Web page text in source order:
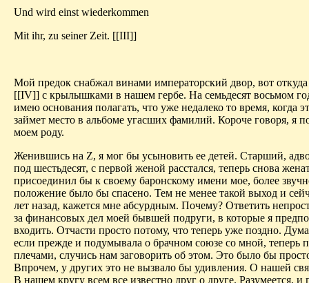
Und wird einst wiederkommen
Mit ihr, zu seiner Zeit. [[III]]
Мой предок снабжал винами императорский двор, вот
[[IV]] c крылышками в нашем гербе. На семьдесят восьмом
имею основания полагать, что уже недалеко то время, когда
займет место в альбоме угасших фамилий. Короче говоря, я
моем роду.
Женившись на Z, я мог бы усыновить ее детей. Старший,
под шестьдесят, с первой женой расстался, теперь снова
присоединил бы к своему баронскому имени мое, более
положение было бы спасено. Тем не менее такой выход и
лет назад, кажется мне абсурдным. Почему? Ответить
за финансовых дел моей бывшей подруги, в которые я
входить. Отчасти просто потому, что теперь уже поздно.
если прежде и подумывала о брачном союзе со мной, теперь
плечами, случись нам заговорить об этом. Это было бы
Впрочем, у других это не вызвало бы удивления. О нашей
В нашем кругу всем все известно друг о друге. Разумеется,